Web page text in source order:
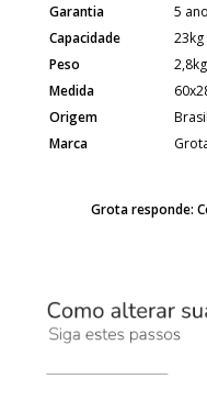
Garantia
5
Capacidade
23kg
Peso
2,8kg
Medida
Origem
Brasil
Marca
Grota responde: